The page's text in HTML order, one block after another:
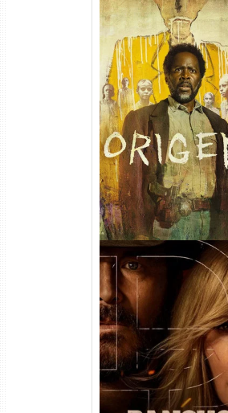
Origem 4ª Temporada
(2026) WEB-DL
Dual Áudio
Rancho Dutton 1ª
Temporada Torrent
WEB-DL 1080p Dual